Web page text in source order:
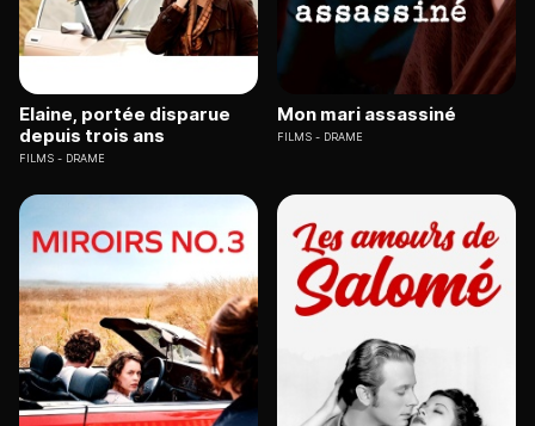
Elaine, portée disparue
depuis trois ans
FILMS DRAME
Mon mari assassiné
FILMS DRAME